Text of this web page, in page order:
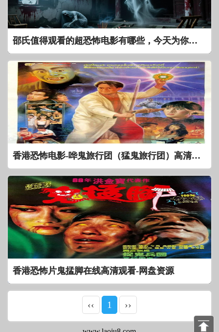
邵氏值得观看的超恐怖电影有哪些，今天为你介绍下！
香港恐怖电影-哗鬼旅行团（猛鬼旅行团）高清观看-网盘资源下载
香港恐怖片鬼掹脚在线高清观看-网盘资源
‹‹ 1 ››